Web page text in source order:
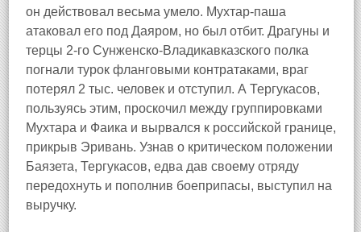
он действовал весьма умело. Мухтар-паша
атаковал его под Даяром, но был отбит. Драгуны и
терцы 2-го Сунженско-Владикавказского полка
погнали турок фланговыми контратаками, враг
потерял 2 тыс. человек и отступил. А Тергукасов,
пользуясь этим, проскочил между группировками
Мухтара и Фаика и вырвался к российской границе,
прикрыв Эривань. Узнав о критическом положении
Баязета, Тергукасов, едва дав своему отряду
передохнуть и пополнив боеприпасы, выступил на
выручку.